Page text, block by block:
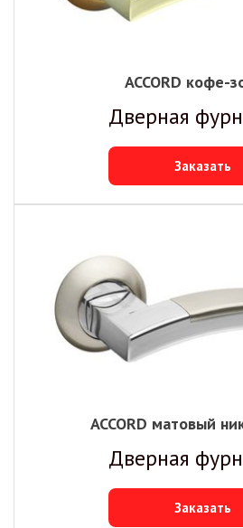
ACCORD кофе-
Дверная
Заказать
ACCORD матовый
Дверная
Заказать